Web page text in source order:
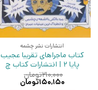
انتشارات نشر چشمه
کتاب ماجراهای تقریبا عجیب
پایا 2 | انتشارات کتاب چ
۲۱۰,۰۰۰تومان
قیمت
۱۵۰,۱۵۰تومان